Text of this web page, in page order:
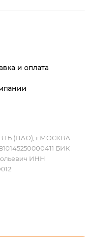
и оплата
(ПАО), г.МОСКВА
БИК
ИНН